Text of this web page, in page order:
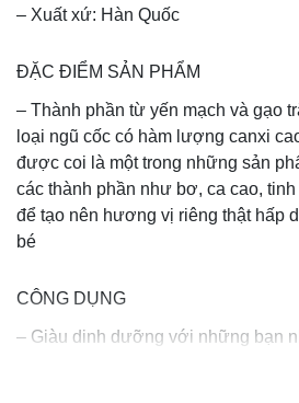
– Xuất xứ: Hàn Quốc
ĐẶC ĐIỂM SẢN PHẨM
– Thành phần từ yến mạch và gạo
loại ngũ cốc có hàm lượng canxi
được coi là một trong những sản
các thành phần như bơ, ca cao,
để tạo nên hương vị riêng thật hấp
bé
CÔNG DỤNG
– Giàu dinh dưỡng với những bạn